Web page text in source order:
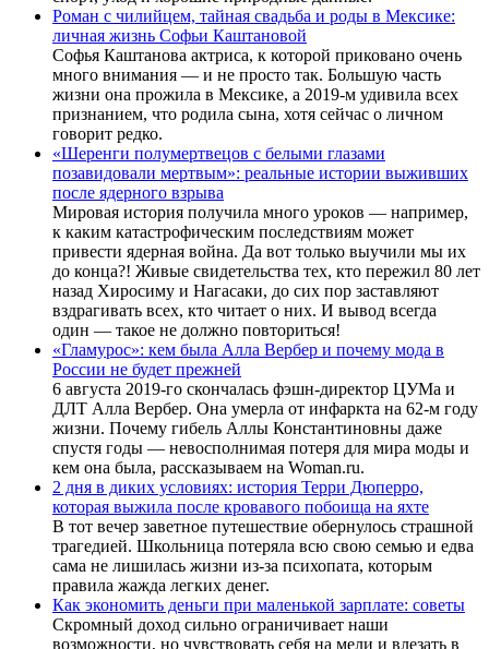
Роман с чилийцем, тайная свадьба и роды в Мексике:
личная жизнь Софьи Каштановой
Софья Каштанова актриса, к которой приковано очень
много внимания — и не просто так. Большую часть
жизни она прожила в Мексике, а 2019-м удивила всех
признанием, что родила сына, хотя сейчас о личном
говорит редко.
«Шеренги полумертвецов с белыми глазами
позавидовали мертвым»: реальные истории выживших
после ядерного взрыва
Мировая история получила много уроков — например,
к каким катастрофическим последствиям может
привести ядерная война. Да вот только выучили мы их
до конца?! Живые свидетельства тех, кто пережил 80 лет
назад Хиросиму и Нагасаки, до сих пор заставляют
вздрагивать всех, кто читает о них. И вывод всегда
один — такое не должно повториться!
«Гламурос»: кем была Алла Вербер и почему мода в
России не будет прежней
6 августа 2019-го скончалась фэшн-директор ЦУМа и
ДЛТ Алла Вербер. Она умерла от инфаркта на 62-м году
жизни. Почему гибель Аллы Константиновны даже
спустя годы — невосполнимая потеря для мира моды и
кем она была, рассказываем на Woman.ru.
2 дня в диких условиях: история Терри Дюперро,
которая выжила после кровавого побоища на яхте
В тот вечер заветное путешествие обернулось страшной
трагедией. Школьница потеряла всю свою семью и едва
сама не лишилась жизни из-за психопата, которым
правила жажда легких денег.
Как экономить деньги при маленькой зарплате: советы
Скромный доход сильно ограничивает наши
возможности, но чувствовать себя на мели и влезать в